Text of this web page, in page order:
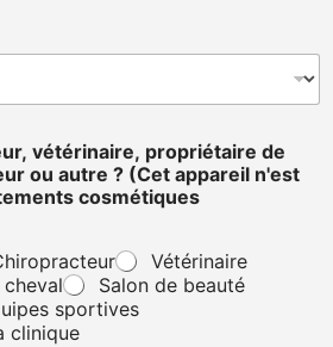
vétérinaire, propriétaire de
ou autre ? (Cet appareil n'est
cosmétiques
Vétérinaire
Salon de beauté
sportives
clinique